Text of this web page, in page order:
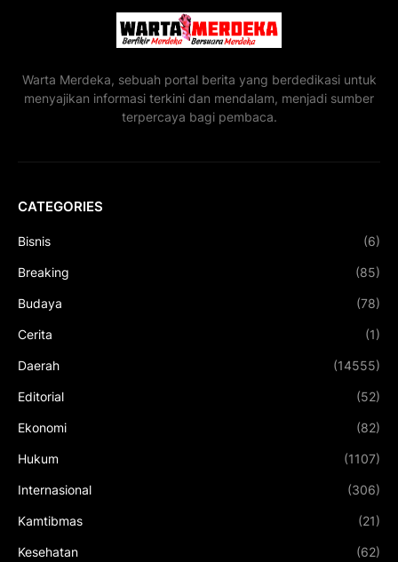
Warta Merdeka, sebuah portal berita yang berdedikasi untuk
menyajikan informasi terkini dan mendalam, menjadi sumber
terpercaya bagi pembaca.
CATEGORIES
Bisnis (6)
Breaking (85)
Budaya (78)
Cerita (1)
Daerah (14555)
Editorial (52)
Ekonomi (82)
Hukum (1107)
Internasional (306)
Kamtibmas (21)
Kesehatan (62)